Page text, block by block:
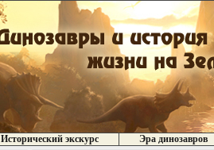
Исторический экскурс
Эра динозавров